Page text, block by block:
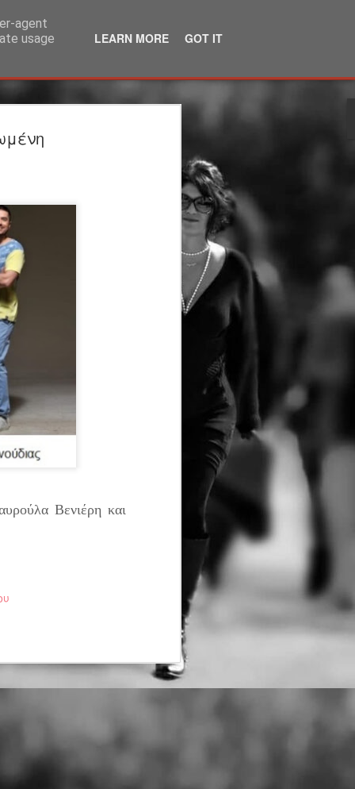
Βενιέρη και
agent
usage
LEARN MORE GOT IT
| 3ος χρόνος |
| θέατρο
Ιωάννου
Υπογείου: Στέργιος Ιωάννου
Μάρω Βαμβουνάκη
Σκηνικά - Κοστούμια: Δρώμενων
Φωτεινή Γαλάνη Βίντεο-
ερμηνεύει η Ρηνιώ Κουρδάκη
(angienomikou@gmail.com
Κεραμεικός
2026 κάθε Τρίτη στις
13€ Φοιτητικό/ΑμεΑ/άνω των